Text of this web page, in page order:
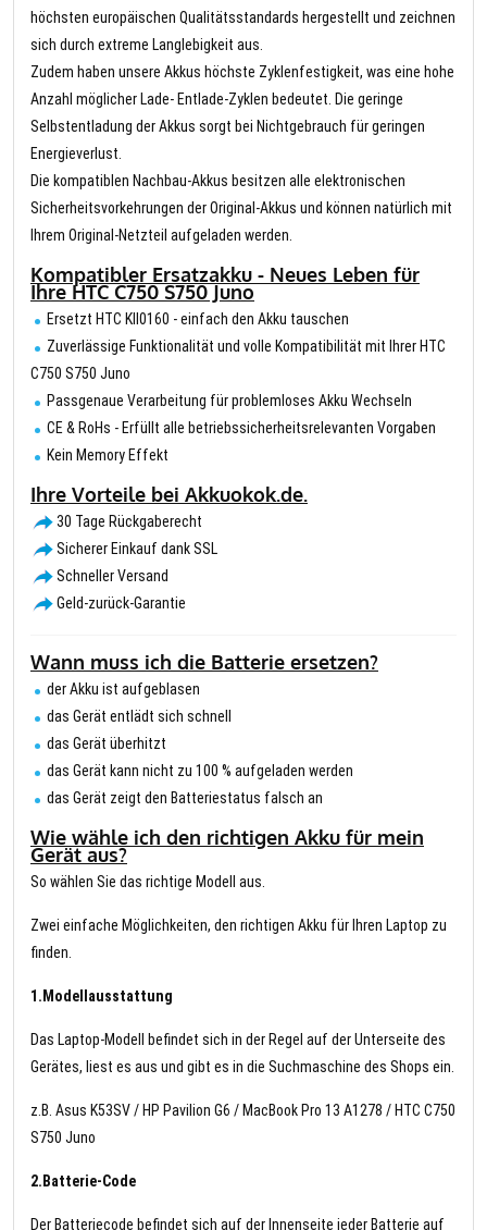
höchsten europäischen Qualitätsstandards hergestellt und zeichnen
sich durch extreme Langlebigkeit aus.
Zudem haben unsere Akkus höchste Zyklenfestigkeit, was eine hohe
Anzahl möglicher Lade- Entlade-Zyklen bedeutet. Die geringe
Selbstentladung der Akkus sorgt bei Nichtgebrauch für geringen
Energieverlust.
Die kompatiblen Nachbau-Akkus besitzen alle elektronischen
Sicherheitsvorkehrungen der Original-Akkus und können natürlich mit
Ihrem Original-Netzteil aufgeladen werden.
Kompatibler Ersatzakku - Neues Leben für
Ihre HTC C750 S750 Juno
Ersetzt HTC KII0160 - einfach den Akku tauschen
Zuverlässige Funktionalität und volle Kompatibilität mit Ihrer HTC
C750 S750 Juno
Passgenaue Verarbeitung für problemloses Akku Wechseln
CE & RoHs - Erfüllt alle betriebssicherheitsrelevanten Vorgaben
Kein Memory Effekt
Ihre Vorteile bei Akkuokok.de.
30 Tage Rückgaberecht
Sicherer Einkauf dank SSL
Schneller Versand
Geld-zurück-Garantie
Wann muss ich die Batterie ersetzen?
der Akku ist aufgeblasen
das Gerät entlädt sich schnell
das Gerät überhitzt
das Gerät kann nicht zu 100 % aufgeladen werden
das Gerät zeigt den Batteriestatus falsch an
Wie wähle ich den richtigen Akku für mein
Gerät aus?
So wählen Sie das richtige Modell aus.
Zwei einfache Möglichkeiten, den richtigen Akku für Ihren Laptop zu
finden.
1.Modellausstattung
Das Laptop-Modell befindet sich in der Regel auf der Unterseite des
Gerätes, liest es aus und gibt es in die Suchmaschine des Shops ein.
z.B. Asus K53SV / HP Pavilion G6 / MacBook Pro 13 A1278 / HTC C750
S750 Juno
2.Batterie-Code
Der Batteriecode befindet sich auf der Innenseite jeder Batterie auf